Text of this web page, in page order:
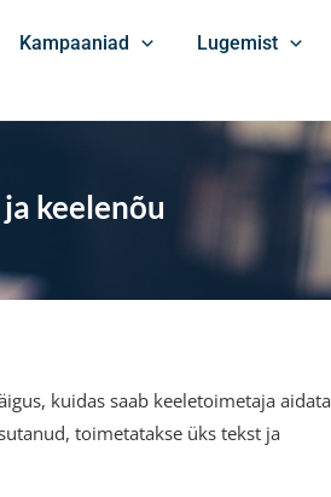
Kampaaniad
Lugemist
keelenõu
kuidas saab keeletoimetaja aidata
toimetatakse üks tekst ja